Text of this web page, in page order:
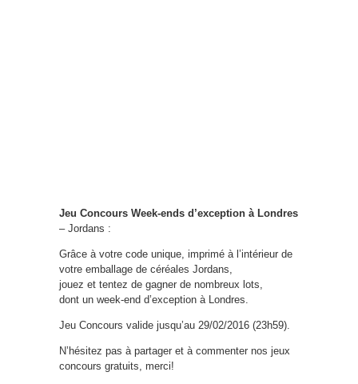
Jeu Concours Week-ends d’exception à Londres
– Jordans :
Grâce à votre code unique, imprimé à l’intérieur de
votre emballage de céréales Jordans,
jouez et tentez de gagner de nombreux lots,
dont un week-end d’exception à Londres.
Jeu Concours valide jusqu’au 29/02/2016 (23h59).
N’hésitez pas à partager et à commenter nos jeux
concours gratuits, merci!